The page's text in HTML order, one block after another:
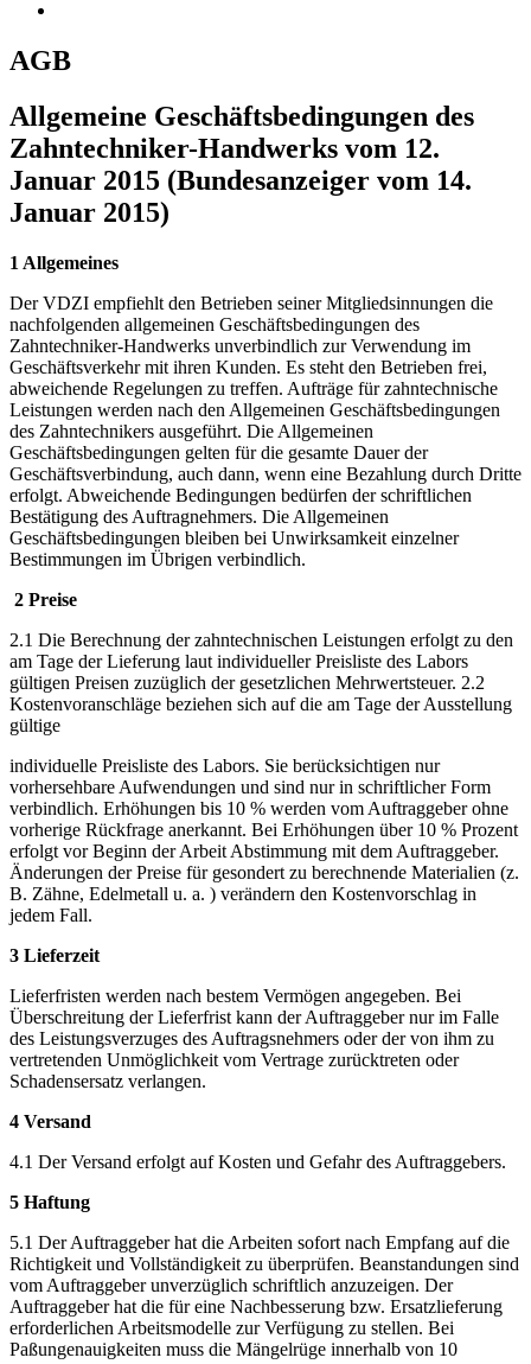
AGB
Allgemeine Geschäftsbedingungen des
Zahntechniker-Handwerks vom 12.
Januar 2015 (Bundesanzeiger vom 14.
Januar 2015)
1 Allgemeines
Der VDZI empfiehlt den Betrieben seiner Mitgliedsinnungen die
nachfolgenden allgemeinen Geschäftsbedingungen des
Zahntechniker-Handwerks unverbindlich zur Verwendung im
Geschäftsverkehr mit ihren Kunden. Es steht den Betrieben frei,
abweichende Regelungen zu treffen. Aufträge für zahntechnische
Leistungen werden nach den Allgemeinen Geschäftsbedingungen
des Zahntechnikers ausgeführt. Die Allgemeinen
Geschäftsbedingungen gelten für die gesamte Dauer der
Geschäftsverbindung, auch dann, wenn eine Bezahlung durch Dritte
erfolgt. Abweichende Bedingungen bedürfen der schriftlichen
Bestätigung des Auftragnehmers. Die Allgemeinen
Geschäftsbedingungen bleiben bei Unwirksamkeit einzelner
Bestimmungen im Übrigen verbindlich.
2 Preise
2.1 Die Berechnung der zahntechnischen Leistungen erfolgt zu den
am Tage der Lieferung laut individueller Preisliste des Labors
gültigen Preisen zuzüglich der gesetzlichen Mehrwertsteuer. 2.2
Kostenvoranschläge beziehen sich auf die am Tage der Ausstellung
gültige
individuelle Preisliste des Labors. Sie berücksichtigen nur
vorhersehbare Aufwendungen und sind nur in schriftlicher Form
verbindlich. Erhöhungen bis 10 % werden vom Auftraggeber ohne
vorherige Rückfrage anerkannt. Bei Erhöhungen über 10 % Prozent
erfolgt vor Beginn der Arbeit Abstimmung mit dem Auftraggeber.
Änderungen der Preise für gesondert zu berechnende Materialien (z.
B. Zähne, Edelmetall u. a. ) verändern den Kostenvorschlag in
jedem Fall.
3 Lieferzeit
Lieferfristen werden nach bestem Vermögen angegeben. Bei
Überschreitung der Lieferfrist kann der Auftraggeber nur im Falle
des Leistungsverzuges des Auftragsnehmers oder der von ihm zu
vertretenden Unmöglichkeit vom Vertrage zurücktreten oder
Schadensersatz verlangen.
4 Versand
4.1 Der Versand erfolgt auf Kosten und Gefahr des Auftraggebers.
5 Haftung
5.1 Der Auftraggeber hat die Arbeiten sofort nach Empfang auf die
Richtigkeit und Vollständigkeit zu überprüfen. Beanstandungen sind
vom Auftraggeber unverzüglich schriftlich anzuzeigen. Der
Auftraggeber hat die für eine Nachbesserung bzw. Ersatzlieferung
erforderlichen Arbeitsmodelle zur Verfügung zu stellen. Bei
Paßungenauigkeiten muss die Mängelrüge innerhalb von 10